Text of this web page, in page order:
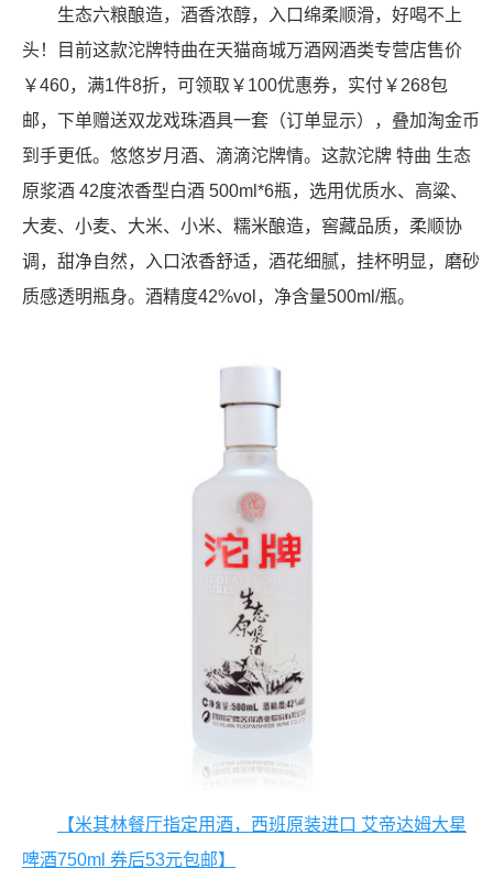
生态六粮酿造，酒香浓醇，入口绵柔顺滑，好喝不上
头！目前这款沱牌特曲在天猫商城万酒网酒类专营店售价
￥460，满1件8折，可领取￥100优惠券，实付￥268包
邮，下单赠送双龙戏珠酒具一套（订单显示），叠加淘金币
到手更低。悠悠岁月酒、滴滴沱牌情。这款沱牌 特曲 生态
原浆酒 42度浓香型白酒 500ml*6瓶，选用优质水、高粱、
大麦、小麦、大米、小米、糯米酿造，窖藏品质，柔顺协
调，甜净自然，入口浓香舒适，酒花细腻，挂杯明显，磨砂
质感透明瓶身。酒精度42%vol，净含量500ml/瓶。
【米其林餐厅指定用酒，西班原装进口 艾帝达姆大星
啤酒750ml 券后53元包邮】